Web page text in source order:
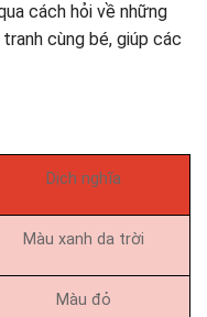
cách hỏi về những
cùng bé, giúp các
Dịch nghĩa
Màu xanh da trời
Màu đỏ